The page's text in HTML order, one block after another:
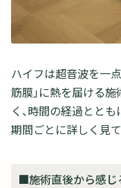
ハイフは超音波を一
筋膜」に熱を届ける
く、時間の経過とと
期間ごとに詳しく見
■施術直後から感じ